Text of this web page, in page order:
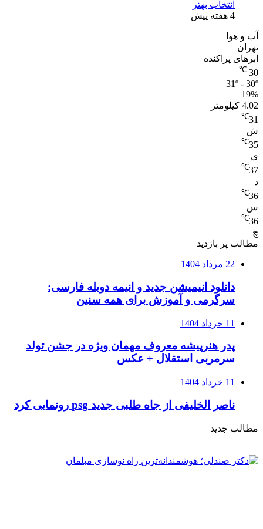
انتخاب بهتر
4 هفته پیش
آب و هوا
تهران
ابرهای پراکنده
30
℃
31º - 30º
19%
4.02 کیلومتر
31
℃
ش
35
℃
ی
37
℃
د
36
℃
س
36
℃
چ
مطالب پر بازدید
22 مرداد 1404
دانلود انیمیشن جدید و انیمه دوبله فارسی:
سرگرمی و آموزش برای همه سنین
11 خرداد 1404
پدر هنرپیشه معروف مهمان ویژه در جشن تولد
سرمربی استقلال + عکس
11 خرداد 1404
ناصر الخلیفی از جاه طلبی جدید psg رونمایی کرد
مطالب جدید